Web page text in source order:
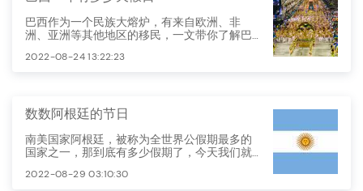
巴西作为一个民族大熔炉，有来自欧洲、非
洲、亚洲等其他地区的移民，一文带你了解巴
2022-08-24 13:22:23
数数阿根廷的节日
南美国家阿根廷，被称为全世界公假期最多的
国家之一，那到底有多少假期了，今天我们就
2022-08-29 03:10:30